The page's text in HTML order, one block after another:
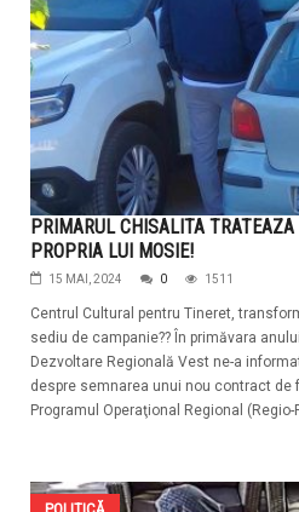
PRIMARUL CHISALITA
PROPRIA LUI MOSIE!
15 MAI, 2024 0 1511
Centrul Cultural pentru Tineret,
sediu de campanie?? În primăvara
Dezvoltare Regională Vest ne-a
despre semnarea unui nou contract de
Programul Operaţional Regional (Regio-